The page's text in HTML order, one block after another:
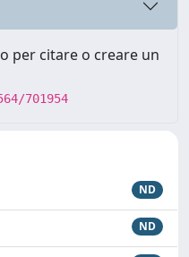
per citare o creare un
701954
ND
ND